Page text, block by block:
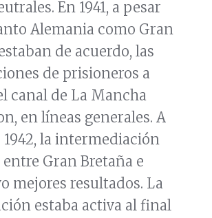
En 1941, a pesar
Alemania como Gran
de acuerdo, las
de prisioneros a
canal de La Mancha
en líneas generales. A
la intermediación
entre Gran Bretaña e
mejores resultados. La
estaba activa al final